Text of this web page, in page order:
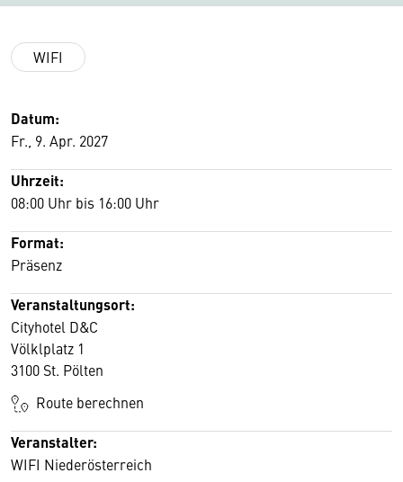
WIFI
Datum:
Fr., 9. Apr. 2027
Uhrzeit:
08:00 Uhr bis 16:00 Uhr
Format:
Präsenz
Veranstaltungsort:
Cityhotel D&C
Völklplatz 1
3100 St. Pölten
Route berechnen
Veranstalter:
WIFI Niederösterreich